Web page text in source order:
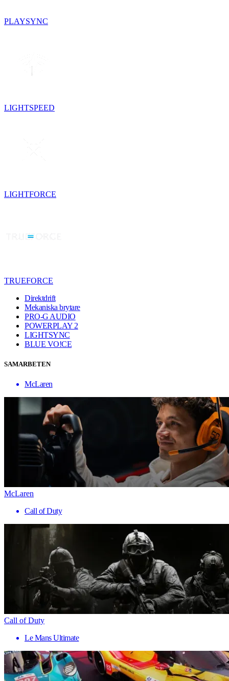
PLAYSYNC
LIGHTSPEED
LIGHTFORCE
TRUEFORCE
Direktdrift
Mekaniska brytare
PRO-G AUDIO
POWERPLAY 2
LIGHTSYNC
BLUE VO!CE
SAMARBETEN
McLaren
McLaren
Call of Duty
Call of Duty
Le Mans Ultimate